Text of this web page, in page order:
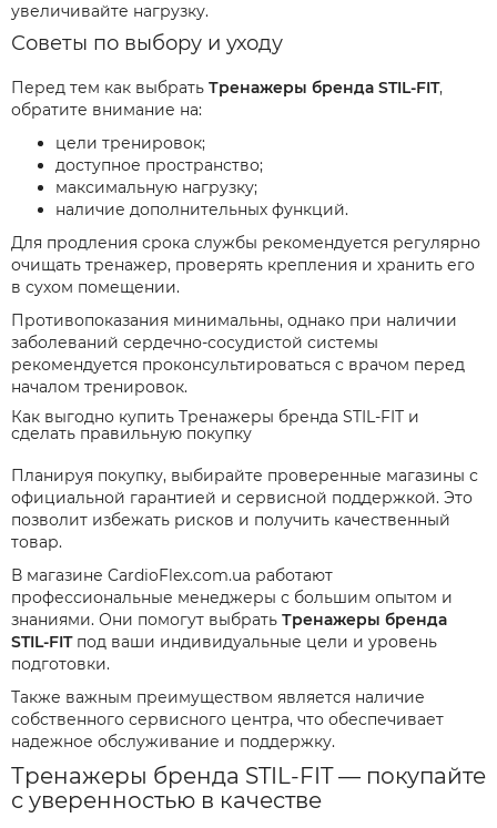
увеличивайте нагрузку.
Советы по выбору и уходу
Перед тем как выбрать Тренажеры бренда STIL-FIT,
обратите внимание на:
цели тренировок;
доступное пространство;
максимальную нагрузку;
наличие дополнительных функций.
Для продления срока службы рекомендуется регулярно
очищать тренажер, проверять крепления и хранить его
в сухом помещении.
Противопоказания минимальны, однако при наличии
заболеваний сердечно-сосудистой системы
рекомендуется проконсультироваться с врачом перед
началом тренировок.
Как выгодно купить Тренажеры бренда STIL-FIT и
сделать правильную покупку
Планируя покупку, выбирайте проверенные магазины с
официальной гарантией и сервисной поддержкой. Это
позволит избежать рисков и получить качественный
товар.
В магазине CardioFlex.com.ua работают
профессиональные менеджеры с большим опытом и
знаниями. Они помогут выбрать Тренажеры бренда
STIL-FITпод ваши индивидуальные цели и уровень
подготовки.
Также важным преимуществом является наличие
собственного сервисного центра, что обеспечивает
надежное обслуживание и поддержку.
Тренажеры бренда STIL-FIT — покупайте
с уверенностью в качестве